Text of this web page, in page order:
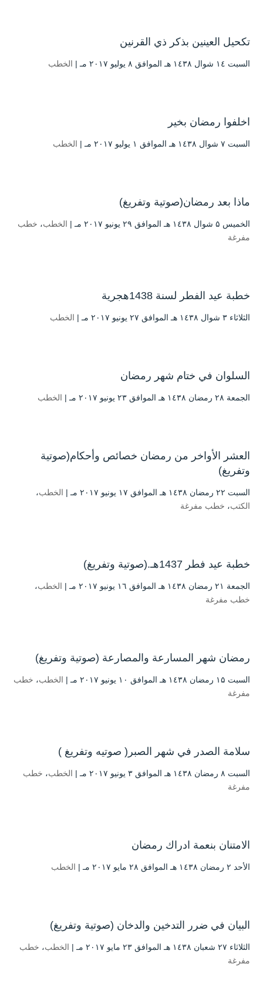
تكحيل العينين بذكر ذي القرنين
السبت ۱٤ شوال ۱٤۳۸ هـ الموافق ۸ يوليو ۲۰۱۷ مـ | الخطب
اخلفوا رمضان بخير
السبت ۷ شوال ۱٤۳۸ هـ الموافق ۱ يوليو ۲۰۱۷ مـ | الخطب
ماذا بعد رمضان(صوتية وتفريغ)
الخميس ۵ شوال ۱٤۳۸ هـ الموافق ۲۹ يونيو ۲۰۱۷ مـ | الخطب، خطب
مفرغة
خطبة عيد الفطر لسنة 1438هجرية
الثلاثاء ۳ شوال ۱٤۳۸ هـ الموافق ۲۷ يونيو ۲۰۱۷ مـ | الخطب
السلوان في ختام شهر رمضان
الجمعة ۲۸ رمضان ۱٤۳۸ هـ الموافق ۲۳ يونيو ۲۰۱۷ مـ | الخطب
العشر الأواخر من رمضان خصائص وأحكام(صوتية
وتفريغ)
السبت ۲۲ رمضان ۱٤۳۸ هـ الموافق ۱۷ يونيو ۲۰۱۷ مـ | الخطب،
الكتب، خطب مفرغة
خطبة عيد فطر 1437هـ.(صوتية وتفريغ)
الجمعة ۲۱ رمضان ۱٤۳۸ هـ الموافق ۱٦ يونيو ۲۰۱۷ مـ | الخطب،
خطب مفرغة
رمضان شهر المسارعة والمصارعة (صوتية وتفريغ)
السبت ۱۵ رمضان ۱٤۳۸ هـ الموافق ۱۰ يونيو ۲۰۱۷ مـ | الخطب، خطب
مفرغة
سلامة الصدر في شهر الصبر( صوتيه وتفريغ )
السبت ۸ رمضان ۱٤۳۸ هـ الموافق ۳ يونيو ۲۰۱۷ مـ | الخطب، خطب
مفرغة
الامتنان بنعمة ادراك رمضان
الأحد ۲ رمضان ۱٤۳۸ هـ الموافق ۲۸ مايو ۲۰۱۷ مـ | الخطب
البيان في ضرر التدخين والدخان (صوتية وتفريغ)
الثلاثاء ۲۷ شعبان ۱٤۳۸ هـ الموافق ۲۳ مايو ۲۰۱۷ مـ | الخطب، خطب
مفرغة